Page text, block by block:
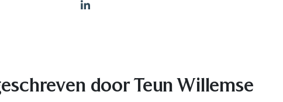
LinkedIn
door Teun Willemse